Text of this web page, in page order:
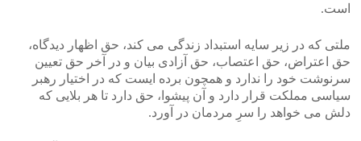
است.
ملتی که در زیر سایه استبداد زندگی می کند، حق اظهار دیدگاه،
حق اعتراض، حق اعتصاب، حق آزادی بیان و در آخر حق تعیین
سرنوشت خود را ندارد و همچون برده ایست که در اختیار رهبر
سیاسی مملکت قرار دارد و آن پیشوا، حق دارد تا هر بلایی که
دلش می خواهد را سرِ مردمان در آورد.